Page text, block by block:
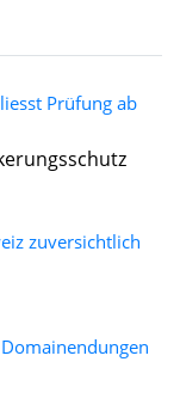
Prüfung ab
zuversichtlich